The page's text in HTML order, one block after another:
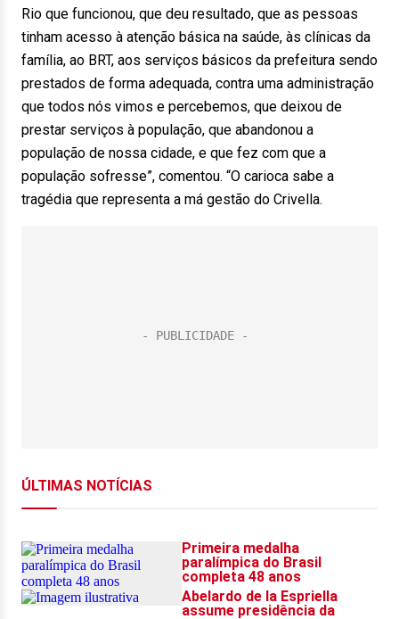
Rio que funcionou, que deu resultado, que as pessoas
tinham acesso à atenção básica na saúde, às clínicas da
família, ao BRT, aos serviços básicos da prefeitura sendo
prestados de forma adequada, contra uma administração
que todos nós vimos e percebemos, que deixou de
prestar serviços à população, que abandonou a
população de nossa cidade, e que fez com que a
população sofresse”, comentou. “O carioca sabe a
tragédia que representa a má gestão do Crivella.